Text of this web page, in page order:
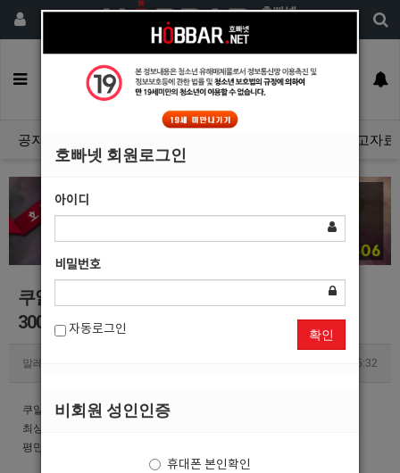
광고안내 이력서등록
공지사항 호빠넷 광고자료
쿠알라룸프 남자 선수모집(기본급 800, 팁포합
3000가능)
말레Bar 2024.12.03 15:32
쿠알라룸프 최초 남자 모델 전문 클럽 오픈
최상급 중국 국적의 남자모델 근무중
평민 출입 금지 가게
호빠넷 회원로그인
아이디
비밀번호
자동로그인 확인
비회원 성인인증
휴대폰 본인확인